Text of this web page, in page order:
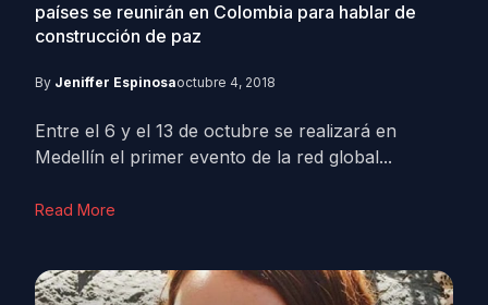
países se reunirán en Colombia para hablar de
construcción de paz
By Jeniffer Espinosaoctubre 4, 2018
Entre el 6 y el 13 de octubre se realizará en
Medellín el primer evento de la red global...
Read More